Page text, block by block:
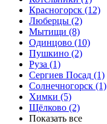
Красногорск (12)
Люберцы (2)
Мытищи (8)
Одинцово (10)
Пушкино (2)
Руза (1)
Сергиев Посад (1)
Солнечногорск (1)
Химки (5)
Щёлково (2)
Показать все